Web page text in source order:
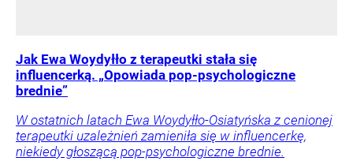
Jak Ewa Woydyłło z terapeutki stała się
influencerką. „Opowiada pop-psychologiczne
brednie”
W ostatnich latach Ewa Woydyłło-Osiatyńska z cenionej
terapeutki uzależnień zamieniła się w influencerkę,
niekiedy głoszącą pop-psychologiczne brednie.